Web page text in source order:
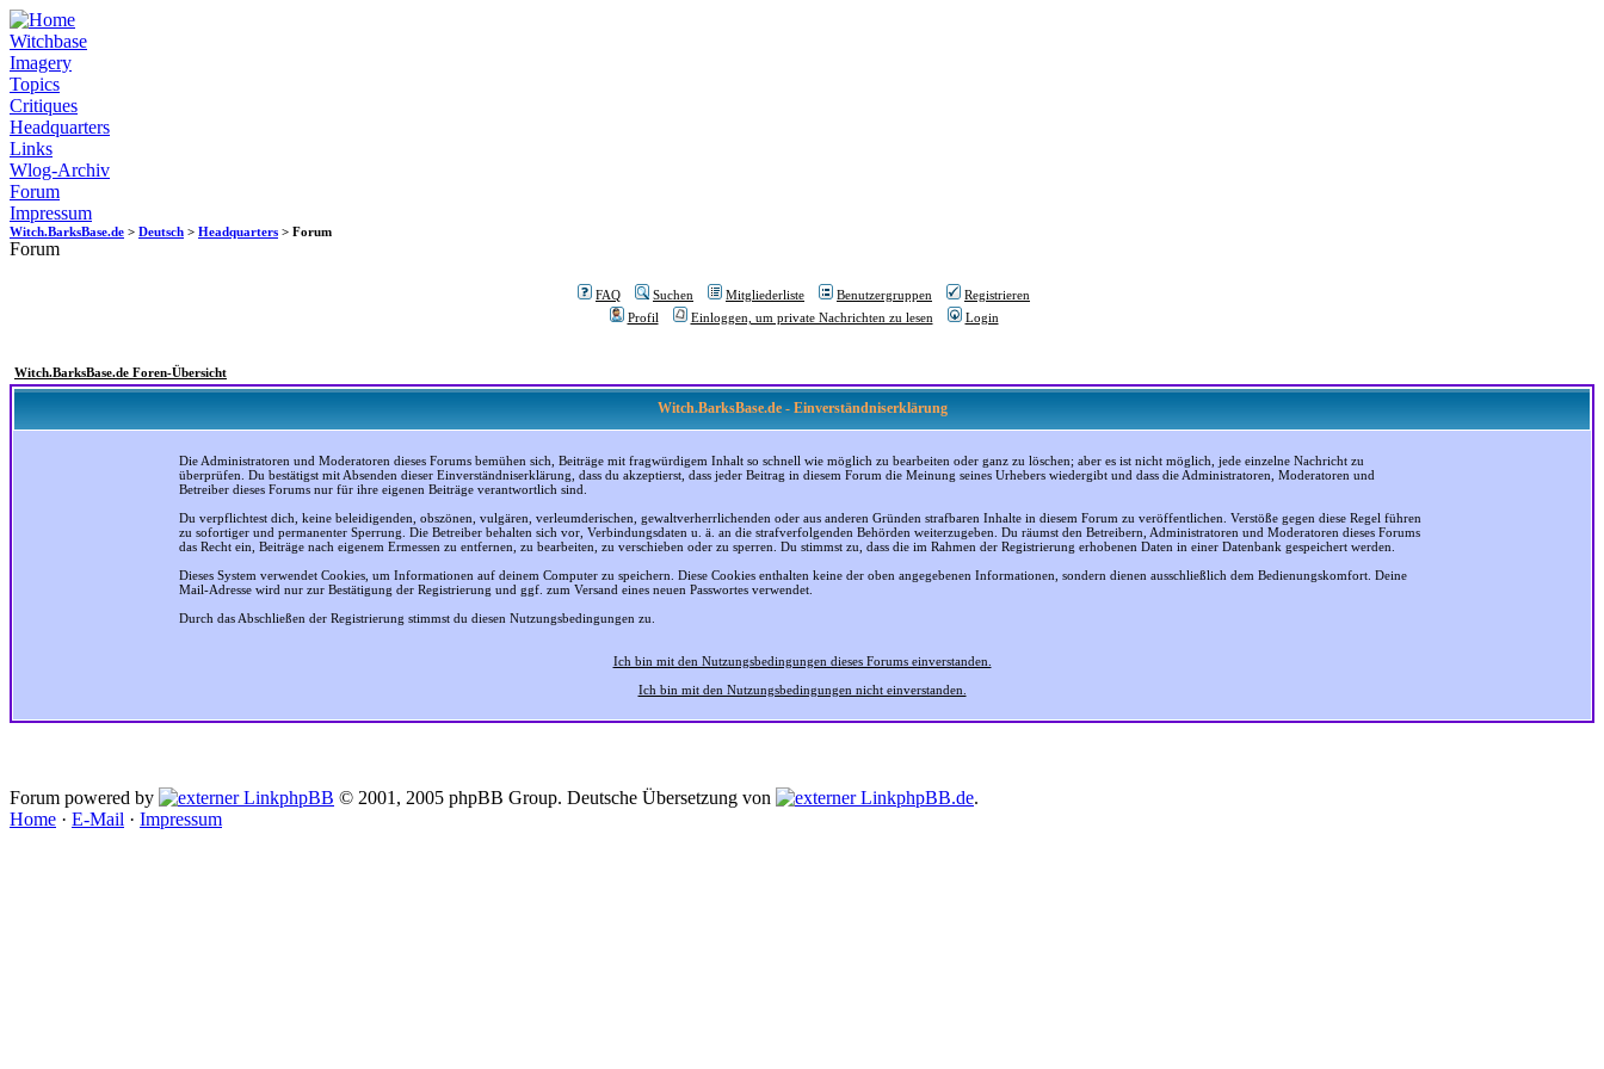
Witchbase
Imagery
Topics
Critiques
Headquarters
Links
Wlog-Archiv
Forum
Impressum
Witch.BarksBase.de > Deutsch > Headquarters > Forum
Forum
FAQ Suchen Mitgliederliste Benutzergruppen
Registrieren
Profil
Einloggen, um private Nachrichten zu lesen Login
Witch.BarksBase.de Foren-Übersicht
Witch.BarksBase.de - Einverständniserklärung
Die Administratoren und Moderatoren dieses Forums bemühen sich, Beiträge mit fragwürdigem Inhalt so schnell wie möglich zu bearbeiten oder ganz zu löschen; aber es ist nicht möglich, jede einzelne Nachricht zu
überprüfen. Du bestätigst mit Absenden dieser Einverständniserklärung, dass du akzeptierst, dass jeder Beitrag in diesem Forum die Meinung seines Urhebers wiedergibt und dass die Administratoren, Moderatoren und
Betreiber dieses Forums nur für ihre eigenen Beiträge verantwortlich sind.
Du verpflichtest dich, keine beleidigenden, obszönen, vulgären, verleumderischen, gewaltverherrlichenden oder aus anderen Gründen strafbaren Inhalte in diesem Forum zu veröffentlichen. Verstöße gegen diese Regel führen
zu sofortiger und permanenter Sperrung. Die Betreiber behalten sich vor, Verbindungsdaten u. ä. an die strafverfolgenden Behörden weiterzugeben. Du räumst den Betreibern, Administratoren und Moderatoren dieses Forums
das Recht ein, Beiträge nach eigenem Ermessen zu entfernen, zu bearbeiten, zu verschieben oder zu sperren. Du stimmst zu, dass die im Rahmen der Registrierung erhobenen Daten in einer Datenbank gespeichert werden.
Dieses System verwendet Cookies, um Informationen auf deinem Computer zu speichern. Diese Cookies enthalten keine der oben angegebenen Informationen, sondern dienen ausschließlich dem Bedienungskomfort. Deine
Mail-Adresse wird nur zur Bestätigung der Registrierung und ggf. zum Versand eines neuen Passwortes verwendet.
Durch das Abschließen der Registrierung stimmst du diesen Nutzungsbedingungen zu.
Ich bin mit den Nutzungsbedingungen dieses Forums einverstanden.
Ich bin mit den Nutzungsbedingungen nicht einverstanden.
Forum powered by phpBB © 2001, 2005 phpBB Group. Deutsche Übersetzung von phpBB.de.
Home · E-Mail · Impressum